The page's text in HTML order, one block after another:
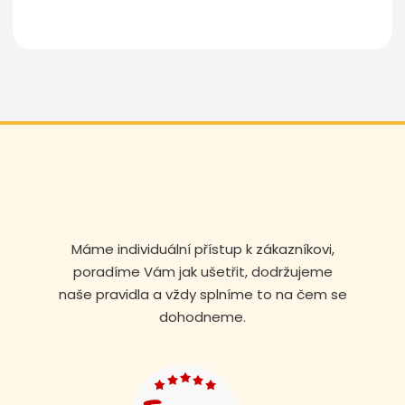
Máme individuální přístup k zákazníkovi,
poradíme Vám jak ušetřit, dodržujeme
naše pravidla a vždy splníme to na čem se
dohodneme.